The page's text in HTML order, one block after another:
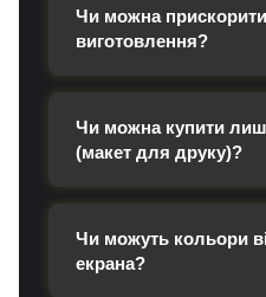
Чи можна
виготовлення?
Чи можна купити
(макет для друку)?
Чи можуть кольори
екрана?